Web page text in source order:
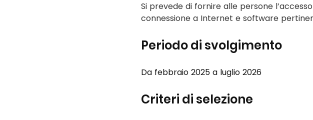
Si prevede di fornire alle persone
connessione a Internet e software
Periodo di svolgimento
Da febbraio 2025 a luglio 2026
Criteri di selezione